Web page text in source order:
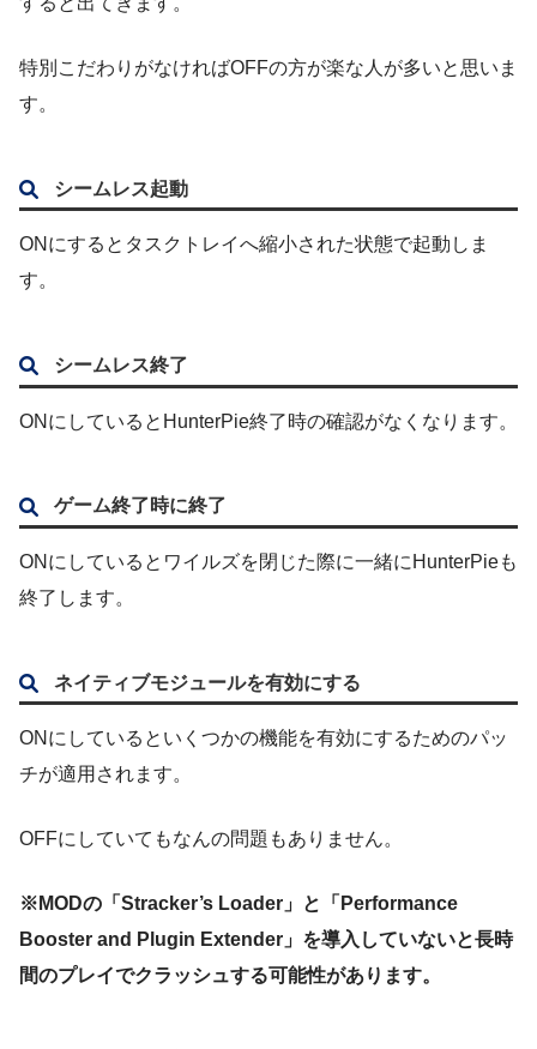
特別こだわりがなければOFFの方が楽な人が多いと思いま
す。
シームレス起動
ONにするとタスクトレイへ縮小された状態で起動しま
す。
シームレス終了
ONにしているとHunterPie終了時の確認がなくなります。
ゲーム終了時に終了
ONにしているとワイルズを閉じた際に一緒にHunterPieも
終了します。
ネイティブモジュールを有効にする
ONにしているといくつかの機能を有効にするためのパッ
チが適用されます。
OFFにしていてもなんの問題もありません。
※MODの「Stracker’s Loader」と「Performance
Booster and Plugin Extender」を導入していないと長時
間のプレイでクラッシュする可能性があります。